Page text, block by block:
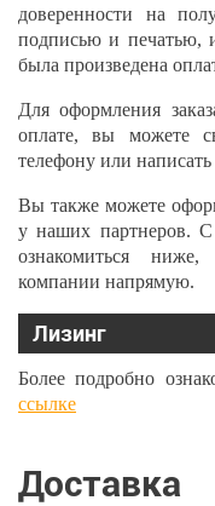
доверенности на
подписью и печатью,
была произведена
Для оформления
оплате, вы можете
телефону или
Вы также можете
у наших партнеров.
ознакомиться
компании напрямую.
Лизинг
Более подробно
ссылке
Доставка